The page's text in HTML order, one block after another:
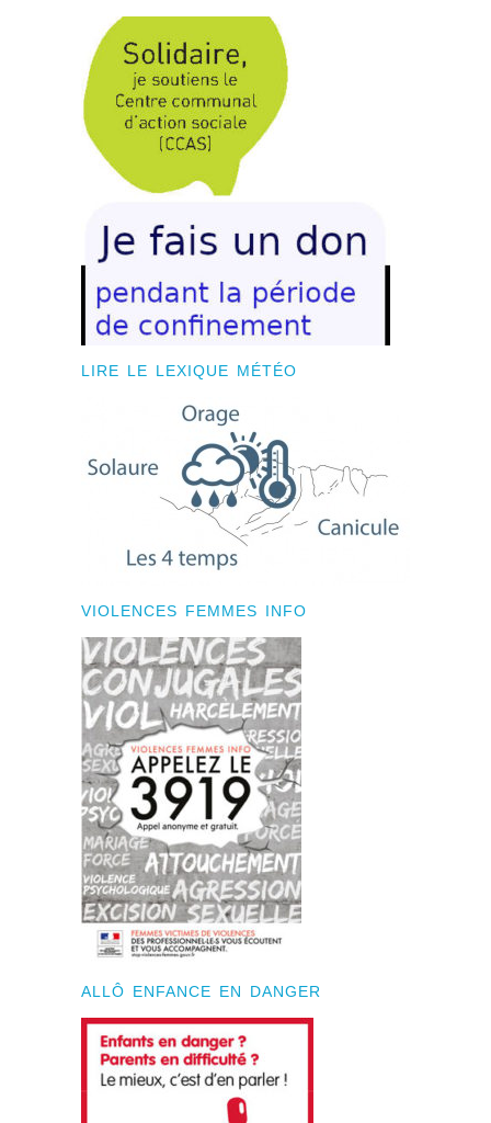
LIRE LE LEXIQUE MÉTÉO
VIOLENCES FEMMES INFO
ALLÔ ENFANCE EN DANGER